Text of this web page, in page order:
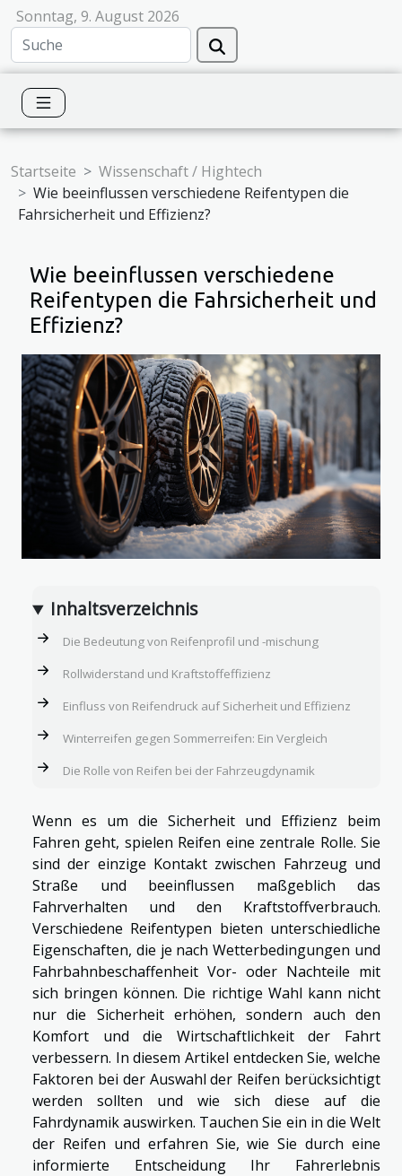
Sonntag, 9. August 2026
Startseite
Wissenschaft / Hightech
Wie beeinflussen verschiedene Reifentypen die
Fahrsicherheit und Effizienz?
Wie beeinflussen verschiedene
Reifentypen die Fahrsicherheit und
Effizienz?
Inhaltsverzeichnis
Die Bedeutung von Reifenprofil und -mischung
Rollwiderstand und Kraftstoffeffizienz
Einfluss von Reifendruck auf Sicherheit und Effizienz
Winterreifen gegen Sommerreifen: Ein Vergleich
Die Rolle von Reifen bei der Fahrzeugdynamik
Wenn es um die Sicherheit und Effizienz beim
Fahren geht, spielen Reifen eine zentrale Rolle. Sie
sind der einzige Kontakt zwischen Fahrzeug und
Straße und beeinflussen maßgeblich das
Fahrverhalten und den Kraftstoffverbrauch.
Verschiedene Reifentypen bieten unterschiedliche
Eigenschaften, die je nach Wetterbedingungen und
Fahrbahnbeschaffenheit Vor- oder Nachteile mit
sich bringen können. Die richtige Wahl kann nicht
nur die Sicherheit erhöhen, sondern auch den
Komfort und die Wirtschaftlichkeit der Fahrt
verbessern. In diesem Artikel entdecken Sie, welche
Faktoren bei der Auswahl der Reifen berücksichtigt
werden sollten und wie sich diese auf die
Fahrdynamik auswirken. Tauchen Sie ein in die Welt
der Reifen und erfahren Sie, wie Sie durch eine
informierte Entscheidung Ihr Fahrerlebnis